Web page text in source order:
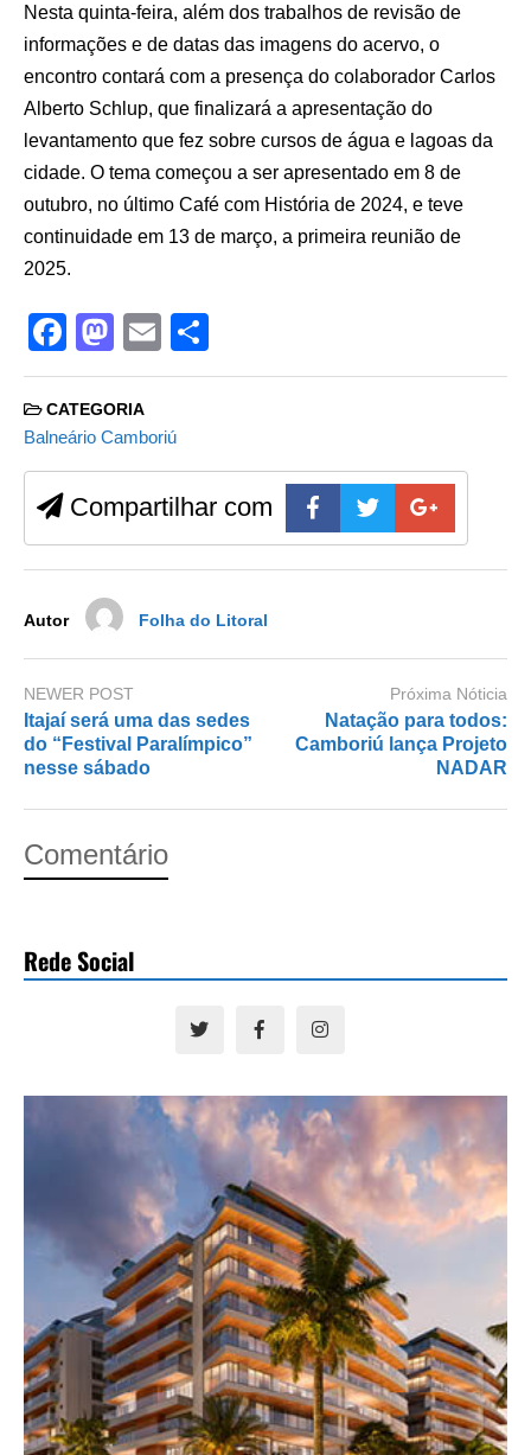
Nesta quinta-feira, além dos trabalhos de revisão de
informações e de datas das imagens do acervo, o
encontro contará com a presença do colaborador Carlos
Alberto Schlup, que finalizará a apresentação do
levantamento que fez sobre cursos de água e lagoas da
cidade. O tema começou a ser apresentado em 8 de
outubro, no último Café com História de 2024, e teve
continuidade em 13 de março, a primeira reunião de
2025.
F
a
c
e
b
o
o
M
a
st
o
d
o
n
E
m h
CATEGORIA
Balneário Camboriú
Compartilhar com
Autor Folha do Litoral
NEWER POST
Itajaí será uma das sedes
do “Festival Paralímpico”
nesse sábado
Próxima Nóticia
Natação para todos:
Camboriú lança Projeto
NADAR
Comentário
Rede Social